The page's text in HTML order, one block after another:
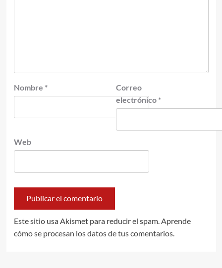
Nombre *
Correo
electrónico *
Web
Este sitio usa Akismet para reducir el spam. Aprende
cómo se procesan los datos de tus comentarios.